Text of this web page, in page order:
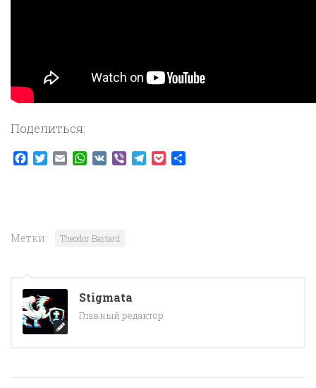
Поделиться:
Facebook
TwitterEmailWhatsApp
VK ViberTelegram
Pocket
Метки: Theodor Bastard
Stigmata
Главный редактор